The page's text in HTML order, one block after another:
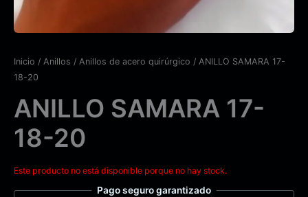
Inicio / Anillos / Anillos de acero quirúrgico / ANILLO SAMARA 17-
18-20
ANILLO SAMARA 17-
18-20
Este producto no está disponible porque no hay stock.
Pago seguro garantizado